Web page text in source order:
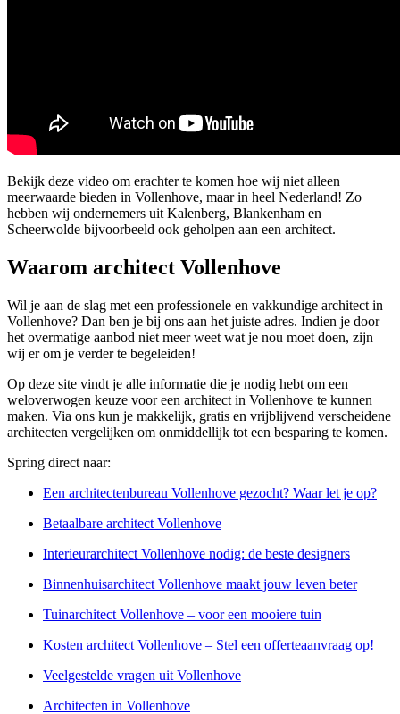
Bekijk deze video om erachter te komen hoe wij niet alleen
meerwaarde bieden in Vollenhove, maar in heel Nederland! Zo
hebben wij ondernemers uit Kalenberg, Blankenham en
Scheerwolde bijvoorbeeld ook geholpen aan een architect.
Waarom architect Vollenhove
Wil je aan de slag met een professionele en vakkundige architect in
Vollenhove? Dan ben je bij ons aan het juiste adres. Indien je door
het overmatige aanbod niet meer weet wat je nou moet doen, zijn
wij er om je verder te begeleiden!
Op deze site vindt je alle informatie die je nodig hebt om een
weloverwogen keuze voor een architect in Vollenhove te kunnen
maken. Via ons kun je makkelijk, gratis en vrijblijvend verscheidene
architecten vergelijken om onmiddellijk tot een besparing te komen.
Spring direct naar:
Een architectenbureau Vollenhove gezocht? Waar let je op?
Betaalbare architect Vollenhove
Interieurarchitect Vollenhove nodig: de beste designers
Binnenhuisarchitect Vollenhove maakt jouw leven beter
Tuinarchitect Vollenhove – voor een mooiere tuin
Kosten architect Vollenhove – Stel een offerteaanvraag op!
Veelgestelde vragen uit Vollenhove
Architecten in Vollenhove